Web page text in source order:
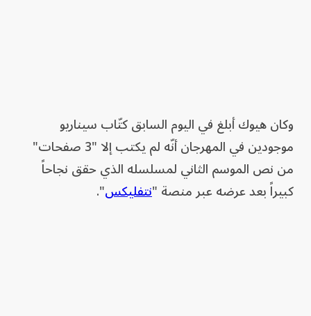
وكان هيوك أبلغ في اليوم السابق كتّاب سيناريو
موجودين في المهرجان أنّه لم يكتب إلا "3 صفحات"
من نص الموسم الثاني لمسلسله الذي حقق نجاحاً
كبيراً بعد عرضه عبر منصة "نتفليكس".